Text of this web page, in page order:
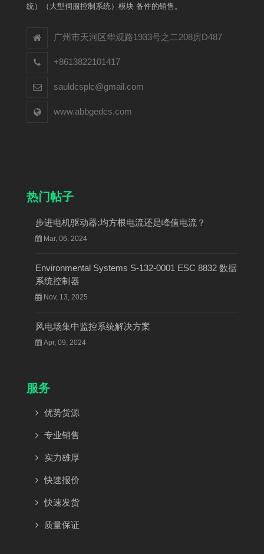
统）（大型伺服控制系统）模块 备件的销售。
广州市天河区华观路1933号之二208房D487
+8613822101417
sauldcsplc@gmail.com
www.abbgedcs.com
热门帖子
步进电机驱动器:均方根电流还是峰值电流？
Mar, 06, 2024
Environmental Systems S-132-0001 ESC 8832 数据
系统控制器
Nov, 13, 2025
风电场集中监控系统解决方案
Apr, 09, 2024
服务
优势货源
专业销售
实力雄厚
快速报价
快速发货
质量保证